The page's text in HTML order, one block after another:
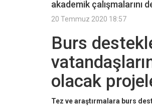
akademik çalışmalarını
20 Temmuz 2020 18:57
Burs
olacak
Tez ve araştırmalara burs